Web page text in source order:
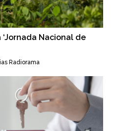
Nacional de
Radiorama